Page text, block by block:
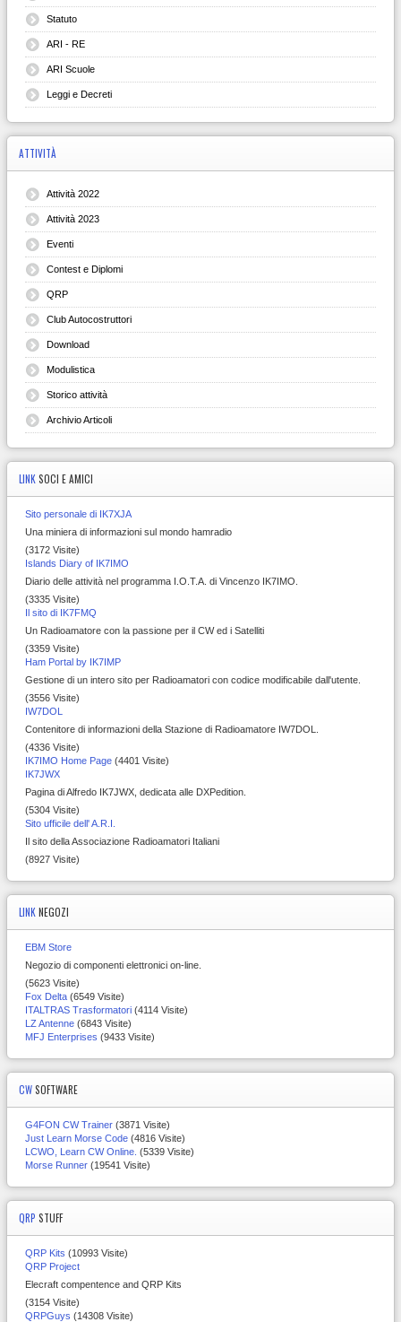
Statuto
ARI - RE
ARI Scuole
Leggi e Decreti
ATTIVITÀ
Attività 2022
Attività 2023
Eventi
Contest e Diplomi
QRP
Club Autocostruttori
Download
Modulistica
Storico attività
Archivio Articoli
LINK SOCI E AMICI
Sito personale di IK7XJA
Una miniera di informazioni sul mondo hamradio
(3172 Visite)
Islands Diary of IK7IMO
Diario delle attività nel programma I.O.T.A. di Vincenzo IK7IMO.
(3335 Visite)
Il sito di IK7FMQ
Un Radioamatore con la passione per il CW ed i Satelliti
(3359 Visite)
Ham Portal by IK7IMP
Gestione di un intero sito per Radioamatori con codice modificabile dall'utente.
(3556 Visite)
IW7DOL
Contenitore di informazioni della Stazione di Radioamatore IW7DOL.
(4336 Visite)
IK7IMO Home Page (4401 Visite)
IK7JWX
Pagina di Alfredo IK7JWX, dedicata alle DXPedition.
(5304 Visite)
Sito ufficile dell' A.R.I.
Il sito della Associazione Radioamatori Italiani
(8927 Visite)
LINK NEGOZI
EBM Store
Negozio di componenti elettronici on-line.
(5623 Visite)
Fox Delta (6549 Visite)
ITALTRAS Trasformatori (4114 Visite)
LZ Antenne (6843 Visite)
MFJ Enterprises (9433 Visite)
CWSOFTWARE
G4FON CW Trainer (3871 Visite)
Just Learn Morse Code (4816 Visite)
LCWO, Learn CW Online. (5339 Visite)
Morse Runner (19541 Visite)
QRP STUFF
QRP Kits (10993 Visite)
QRP Project
Elecraft compentence and QRP Kits
(3154 Visite)
QRPGuys (14308 Visite)